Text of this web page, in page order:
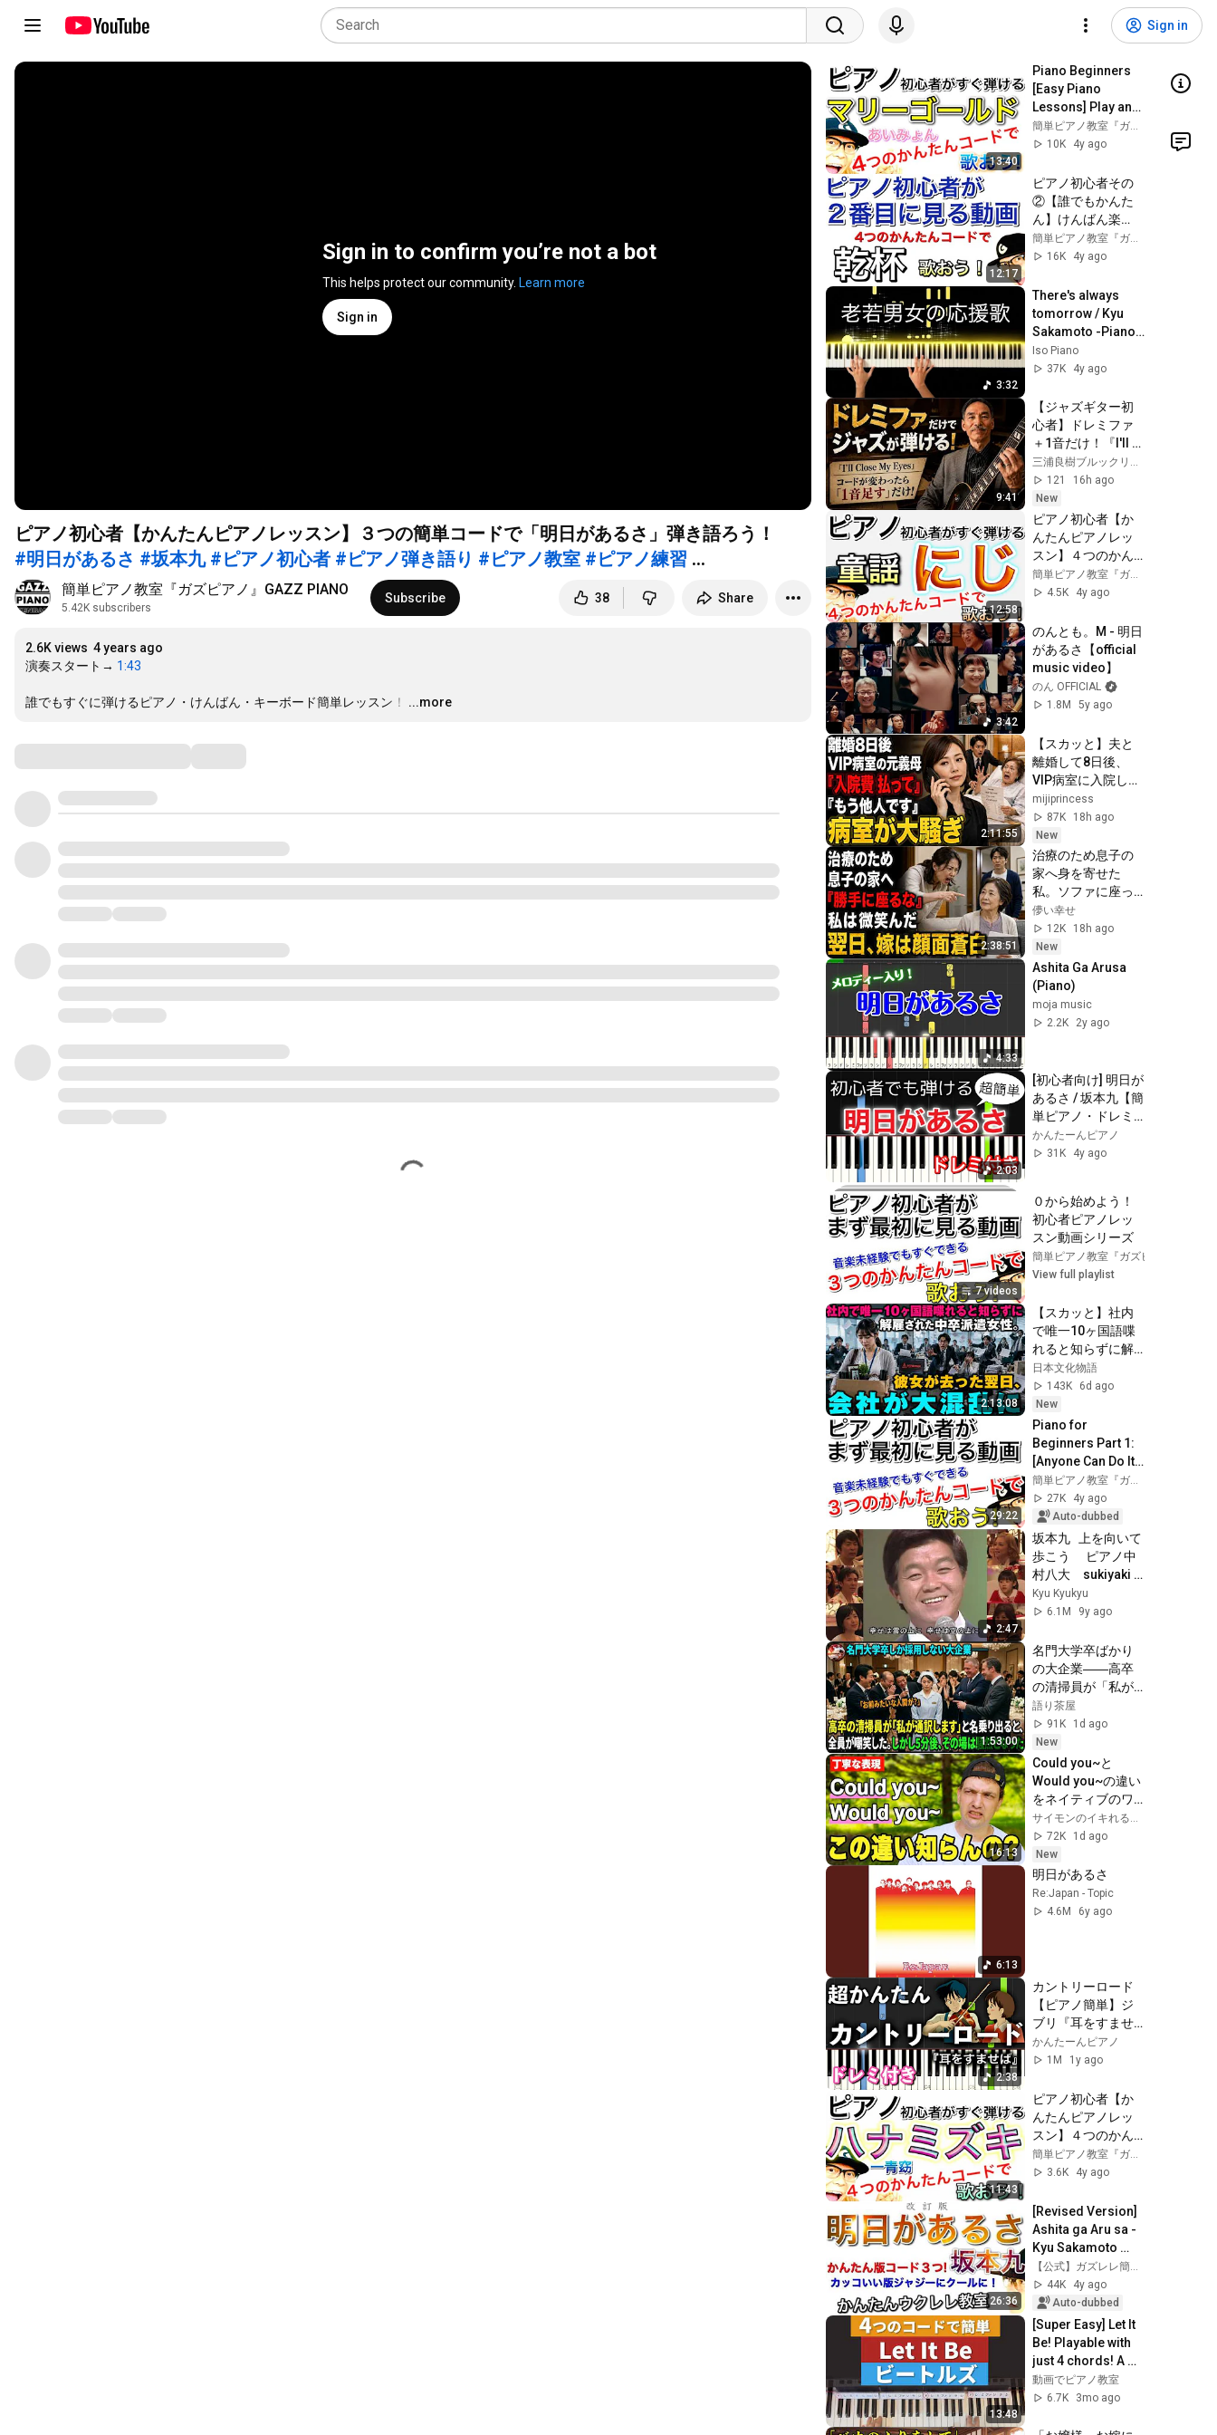
Sign in
Sign in to confirm you’re not a bot
This helps protect our community. Learn more
Sign in
ピアノ初心者【かんたんピアノレッスン】３つの簡単コードで「明日があるさ」弾き語ろう！
#明日があるさ #坂本九 #ピアノ初心者 #ピアノ弾き語り #ピアノ教室 #ピアノ練習
#ピアノレッスン #ピアノ
簡単ピアノ教室『ガズピアノ』GAZZ PIANO
5.42K subscribers
Subscribe 38 Share
2.6K views 4 years ago
演奏スタート→ 1:43
誰でもすぐに弾けるピアノ・けんばん・キーボード簡単レッスン！ …
...more
13:40
Piano Beginners
[Easy Piano
Lessons] Play and
sing "Marigold"
with four easy
#Ai...
簡単ピアノ教室『ガズピアノ』GAZZ PIANO
10K
4y ago
12:17
ピアノ初心者その
②【誰でもかんた
ん】けんばん楽
器・ピアノ入門２
番目に見る超基本
の簡単コードで
「乾杯」を弾き語
り #ピアノ初心者 #
ピアノ弾き語り #
ピアノ教室 #乾杯 #
16K
4y ago
3:32
There's always
tomorrow / Kyu
Sakamoto -Piano
Cover-
Iso Piano
37K
4y ago
9:41
【ジャズギター初
心者】ドレミファ
＋1音だけ！『I'll
Close My Eyes』で
今日から弾けるア
ドリブ入門
三浦良樹ブルックリンジャズギタリスト
121
16h ago
New
12:58
ピアノ初心者【か
んたんピアノレッ
スン】４つのかん
たんコードで「童
謡・にじ 」を弾き
#ピアノ初心者 #ピ
アノ弾き語り #ピ
アノ教室 #ピアノ
練習 #ピアノレッ
スン #ピアノ #童謡
簡単ピアノ教室『ガズピアノ』GAZZ PIANO
4.5K
4y ago
3:42
のんとも。M - 明日
があるさ【official
music video】
のん OFFICIAL
1.8M
5y ago
2:11:55
【スカッと】夫と
離婚して8日後、
VIP病室に入院した
元義母から電話。
「入院費を払って
おいてね」私が
「無理です。だっ
て、もう他人です
から」と答えた瞬
間、病室は大騒ぎ
になった……。
mijiprincess
87K
18h ago
New
2:38:51
治療のため息子の
家へ身を寄せた
私。ソファに座っ
ただけで嫁は「居
候なんだから勝手
に座らないで」と
怒鳴った――私は
微笑んで答えた。
「その言葉、きっ
と後悔しますよ」
儚い幸せ
12K
18h ago
New
4:33
Ashita Ga Arusa
(Piano)
moja music
2.2K
2y ago
2:03
[初心者向け] 明日が
あるさ / 坂本九【簡
単ピアノ・ドレミ
付き】
かんたーんピアノ
31K
4y ago
7 videos
０から始めよう！
初心者ピアノレッ
スン動画シリーズ
簡単ピアノ教室『ガズピアノ』GAZZ
View full playlist
2:13:08
【スカッと】社内
で唯一10ヶ国語喋
れると知らずに解
雇された中卒派遣
女性。彼女が去っ
た翌日、会社が大
混乱に
日本文化物語
143K
6d ago
New
29:22
Piano for
Beginners Part 1:
[Anyone Can Do It]
The Ultimate Basic
Lesson for
Keyboard and
Piano B...
簡単ピアノ教室『ガズピアノ』GAZZ PIANO
27K
4y ago
Auto-dubbed
2:47
坂本九   上を向いて
歩こう 　ピアノ中
村八大　sukiyaki
live
Kyu Kyukyu
6.1M
9y ago
1:53:00
名門大学卒ばかり
の大企業――高卒
の清掃員が「私が
通訳いたします」
と財閥会長に告げ
た瞬間、全員が嘲
笑した。しかし5分
後、その場は静ま
り返った。#動エピ
ソード#老後の物語
#家族の物語
語り茶屋
91K
1d ago
New
16:13
Could you~と
Would you~の違い
をネイティブのワ
シが解説するゾ！
【丁寧な英語表
現】
72K
1d ago
New
6:13
明日があるさ
Re:Japan - Topic
4.6M
6y ago
2:38
カントリーロード
【ピアノ簡単】ジ
ブリ『耳をすませ
ば』
かんたーんピアノ
1M
1y ago
11:43
ピアノ初心者【か
んたんピアノレッ
スン】４つのかん
たんコードで「ハ
ナミズキ」を弾き
ハナミズキ #一青
窈 #ピアノ初心者 #
ピアノ弾き語り #
ピアノ教室 #ピア
ノ練習 #ピアノレ
ッスン
3.6K
4y ago
26:36
[Revised Version]
Ashita ga Aru sa -
Kyu Sakamoto
(Easy version with
3 simple chords &
cool jazzy...
44K
4y ago
Auto-dubbed
13:48
[Super Easy] Let It
Be! Playable with
just 4 chords! A
secret trick to
master this
動画でピアノ教室
6.7K
3mo ago